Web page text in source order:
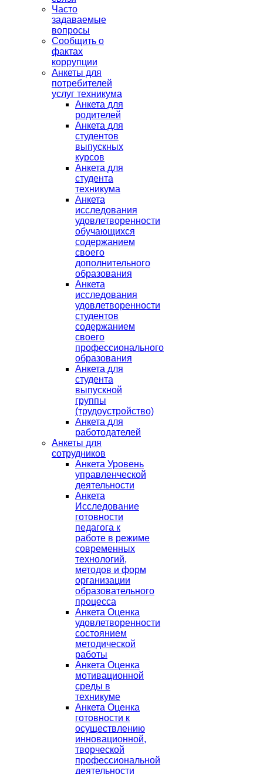
Часто
задаваемые
вопросы
Сообщить о
фактах
коррупции
Анкеты для
потребителей
услуг техникума
Анкета для
родителей
Анкета для
студентов
выпускных
курсов
Анкета для
студента
техникума
Анкета
исследования
удовлетворенности
обучающихся
содержанием
своего
дополнительного
образования
Анкета
исследования
удовлетворенности
студентов
содержанием
своего
профессионального
образования
Анкета для
студента
выпускной
группы
(трудоустройство)
Анкета для
работодателей
Анкеты для
сотрудников
Анкета Уровень
управленческой
деятельности
Анкета
Исследование
готовности
педагога к
работе в режиме
современных
технологий,
методов и форм
организации
образовательного
процесса
Анкета Оценка
удовлетворенности
состоянием
методической
работы
Анкета Оценка
мотивационной
среды в
техникуме
Анкета Оценка
готовности к
осуществлению
инновационной,
творческой
профессиональной
деятельности